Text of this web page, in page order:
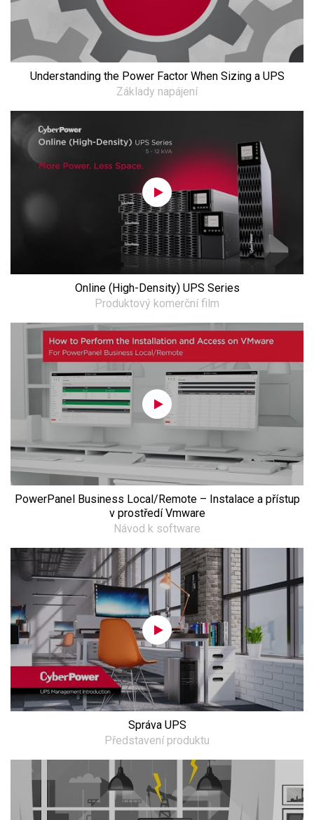
Understanding the Power Factor When Sizing a UPS
Základy napájení
Online (High-Density) UPS Series
Produktový komerční film
PowerPanel Business Local/Remote – Instalace a přístup
v prostředí Vmware
Návod k software
Správa UPS
Představení produktu